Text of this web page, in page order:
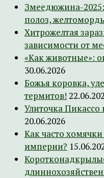
Змеедюжина-
полоз,
Хитрожелтая
зависимости от
«Как животные»:
30.06.2026
Божья коровка,
термитов!
Улиточка Пикассо
20.06.2026
Как часто
империи?